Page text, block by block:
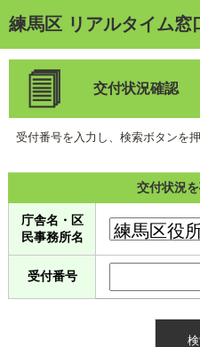
練馬区 リアルタイム窓
トップページ
web予約
予約確認・キャンセル
待ち状況確認
交付状況確認
メール通知登録
混雑予想カレンダー
交付状況確認
受付番号を入力し、検索ボタンを
交付状況
庁舎名・区
民事務所名
受付番号